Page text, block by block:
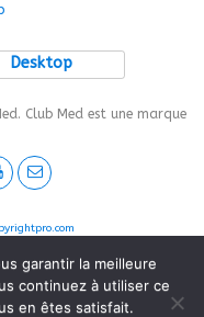
Desktop
Club Med est une marque
garantir la meilleure
continuez à utiliser ce
en êtes satisfait.